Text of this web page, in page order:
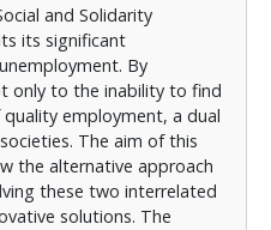
οι αρχές της ΚΑΟ
εργασία και
εργασίας, με
έμφαση θα δοθεί και
ανάπτυξη, καθώς οι
έχουν σχέση
αναγκών της
των πόρων που η
συνήθως αγνοεί.
and Solidarity
its significant
By
only to the inability to find
employment, a dual
The aim of this
the alternative approach
these two interrelated
solutions. The